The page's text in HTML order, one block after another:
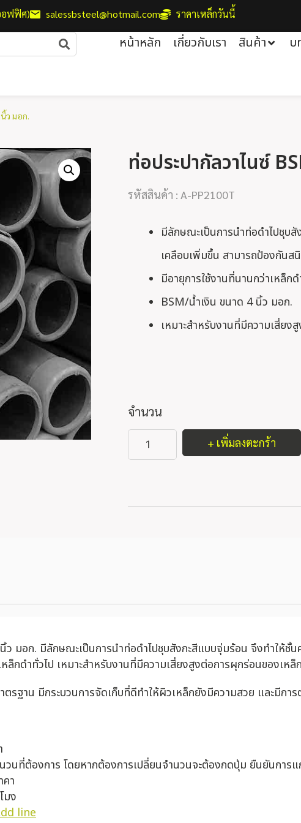
อฟฟิศ) salessbsteel@hotmail.com ราคาเหล็กวันนี้
หน้าหลัก เกี่ยวกับเรา สินค้า บ
ว มอก.
ท่อประปากัลวาไนซ์
รหัสสินค้า : A-PP2100T
มีลักษณะเป็นการนำท่อดำไปชุบ
เคลือบเพิ่มขึ้น สามารถป้องกันส
มีอายุการใช้งานที่นานกว่าเหล็กด
BSM/น้ำเงิน ขนาด 4 นิ้ว มอก.
เหมาะสำหรับงานที่มีความเสี่ยง
จำนวน
+ เพิ่มลงตะกร้า
ว มอก. มีลักษณะเป็นการนำท่อดำไปชุบสังกะสีแบบจุ่มร้อน จึงทำให้ชั้
ล็กดำทั่วไป เหมาะสำหรับงานที่มีความเสี่ยงสูงต่อการผุกร่อนของเหล็ก
รฐาน มีกระบวนการจัดเก็บที่ดีทำให้ผิวเหล็กยังมีความสวย และมีก
วนที่ต้องการ โดยหากต้องการเปลี่ยนจำนวนจะต้องกดปุ่ม ยืนยันการ
า
มง
line